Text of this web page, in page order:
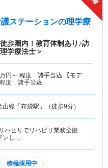
ステーションの理学療
歩圏内！教育体制あり♪訪
学療法士＞
万円～ 程度 諸手当込 【モデ
程度 諸手当込
山線「布袋駅」（徒歩9分）
ハビリでリハビリ業務全般
ンし…
積極採用中